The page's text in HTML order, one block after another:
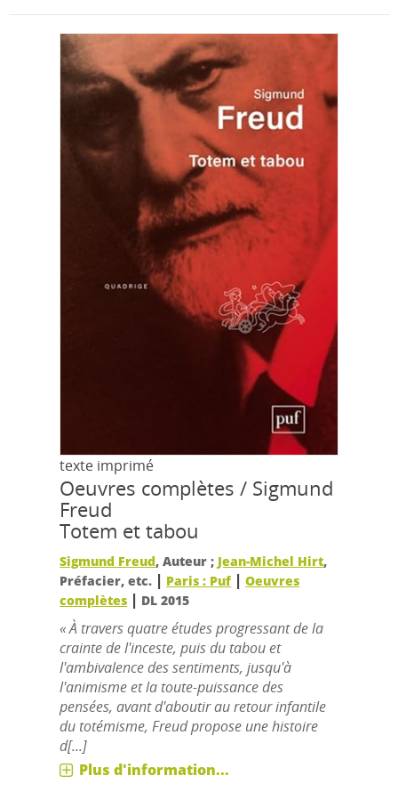
texte imprimé
Oeuvres complètes / Sigmund
Freud
Totem et tabou
Sigmund Freud, Auteur ; Jean-Michel Hirt,
Préfacier, etc. | Paris : Puf |Oeuvres
complètes | DL 2015
« À travers quatre études progressant de la
crainte de l'inceste, puis du tabou et
l'ambivalence des sentiments, jusqu'à
l'animisme et la toute-puissance des
pensées, avant d'aboutir au retour infantile
du totémisme, Freud propose une histoire
d[...]
Plus d'information...